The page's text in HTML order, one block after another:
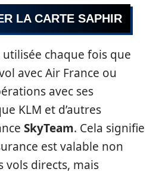
LA CARTE SAPHIR
chaque fois que
avec Air France ou
avec ses
KLM et d’autres
SkyTeam. Cela signifie
est valable non
vols directs, mais